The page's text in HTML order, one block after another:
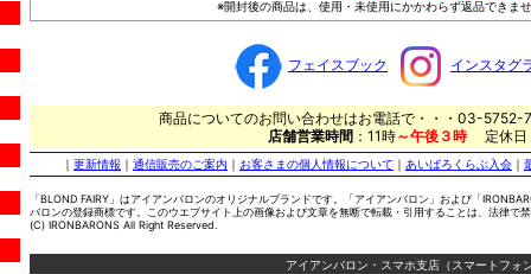
※開封後の商品は、使用・未使用にかかわらず返品できま
フェイスブック インスタグ
商品についてのお問い合わせはお電話で・・・03-5752-
店舗営業時間 ：11時～午後３時 定休
｜ 更新情報 ｜ 通信販売のご案内 ｜ お客さまの個人情報について ｜ あいばろくらぶ入会 ｜
「BLOND FAIRY」はアイアンバロンのオリジナルブランドです。「アイアンバロン」および「
バロンの登録商標です。このウエブサイト上の画像および文章を無断で転載・引用することは、法律で
(C) IRONBARONS All Right Reserved.
アイアンバロン・スマホ支店（スマートフォ